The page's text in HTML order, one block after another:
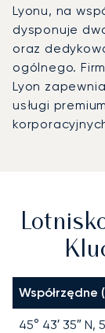
Lyonu, na
dysponuje
oraz
ogólnego.
Lyon
usługi
Współrzędne
45° 43′ 35″ N,